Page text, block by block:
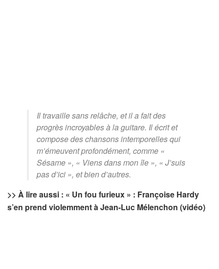
Il travaille sans relâche, et il a fait des
progrès incroyables à la guitare. Il écrit et
compose des chansons intemporelles qui
m’émeuvent profondément, comme «
Sésame », « Viens dans mon île », « J’suis
pas d’ici », et bien d’autres.
>> À lire aussi : « Un fou furieux » : Françoise Hardy
s’en prend violemment à Jean-Luc Mélenchon (vidéo)